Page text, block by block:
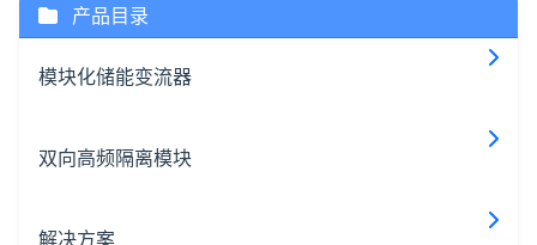
产品目录
模块化储能变流器
双向高频隔离模块
解决方案